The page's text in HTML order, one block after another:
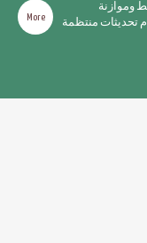
وموازنة
تحديثات منتظمة
More